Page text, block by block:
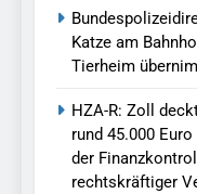
Katze am
Tierheim
HZA-R: Zoll
rund 45.000
der
rechtskräftiger